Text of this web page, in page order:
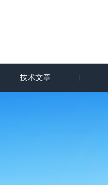
技术文章